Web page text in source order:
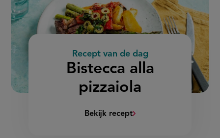
Recept van de dag
:
Bistecca alla
pizzaiola
Bekijk recept(Bistecca